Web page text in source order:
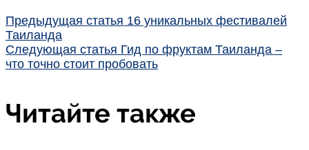
Предыдущая статья 16 уникальных фестивалей
Таиланда
Следующая статья Гид по фруктам Таиланда –
что точно стоит пробовать
Читайте также